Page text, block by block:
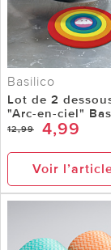
Basilico
Lot de 2
"Arc-en-ciel"
12,99 4,99
Voir